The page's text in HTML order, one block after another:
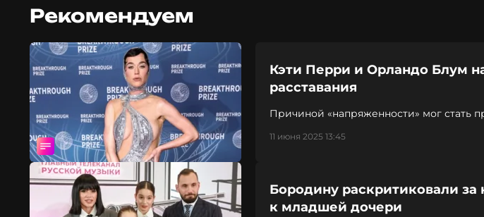
Рекомендуем
Кэти Перри и Орландо Блум
расставания
Причиной «напряженности» мог стать
11 июня 2025 13:45
Бородину раскритиковали
к младшей дочери